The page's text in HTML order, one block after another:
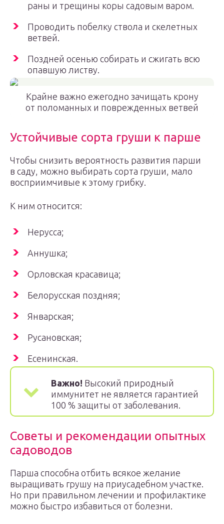
раны и трещины коры садовым варом.
Проводить побелку ствола и скелетных
ветвей.
Поздней осенью собирать и сжигать всю
опавшую листву.
Крайне важно ежегодно зачищать крону
от поломанных и поврежденных ветвей
Устойчивые сорта груши к парше
Чтобы снизить вероятность развития парши
в саду, можно выбирать сорта груши, мало
восприимчивые к этому грибку.
К ним относится:
Нерусса;
Аннушка;
Орловская красавица;
Белорусская поздняя;
Январская;
Русановская;
Есенинская.
Важно! Высокий природный
иммунитет не является гарантией
100 % защиты от заболевания.
Советы и рекомендации опытных
садоводов
Парша способна отбить всякое желание
выращивать грушу на приусадебном участке.
Но при правильном лечении и профилактике
можно быстро избавиться от болезни.